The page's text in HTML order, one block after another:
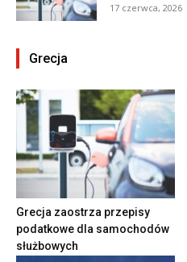
17 czerwca, 2026
Grecja
Grecja zaostrza przepisy
podatkowe dla samochodów
służbowych